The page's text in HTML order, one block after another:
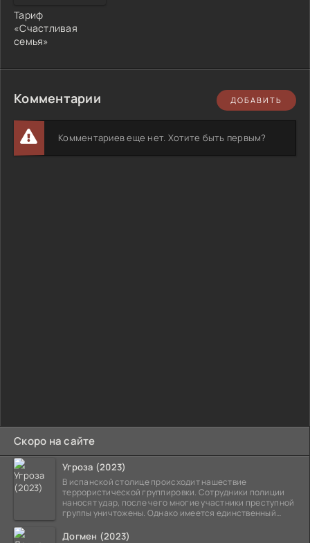
Скоро на сайте
Угроза (2023)
В испанской столице происходит нашествие
террористической группировки. Сотрудники полиции
наносят удар, после чего многие участники преступной
группы уничтожены. Однако имеется единственный
Догмен (2023)
Тариф
«Счастливая
семья»
Комментарии ДОБАВИТЬ
Комментариев еще нет. Хотите быть первым?